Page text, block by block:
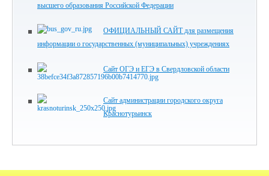
высшего образования Российской Федерации
ОФИЦИАЛЬНЫЙ САЙТ для размещения
информации о государственных (муниципальных) учреждениях
Сайт ОГЭ и ЕГЭ в Свердловской области
Сайт администрации городского округа
Краснотурьинск